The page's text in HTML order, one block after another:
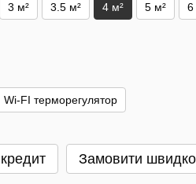
3 м² 3.5 м² 4 м² 5 м² 6
Wi-FI терморегулятор
Замовити швидко